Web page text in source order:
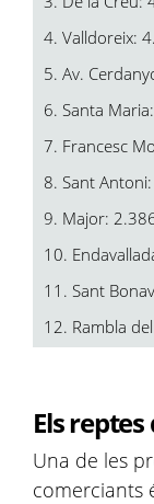
4. Valldoreix:
5. Av.
6. Santa
7. Francesc
8. Sant
9. Major:
10.
11. Sant
12. Rambla
Els
Una de les
comerciants